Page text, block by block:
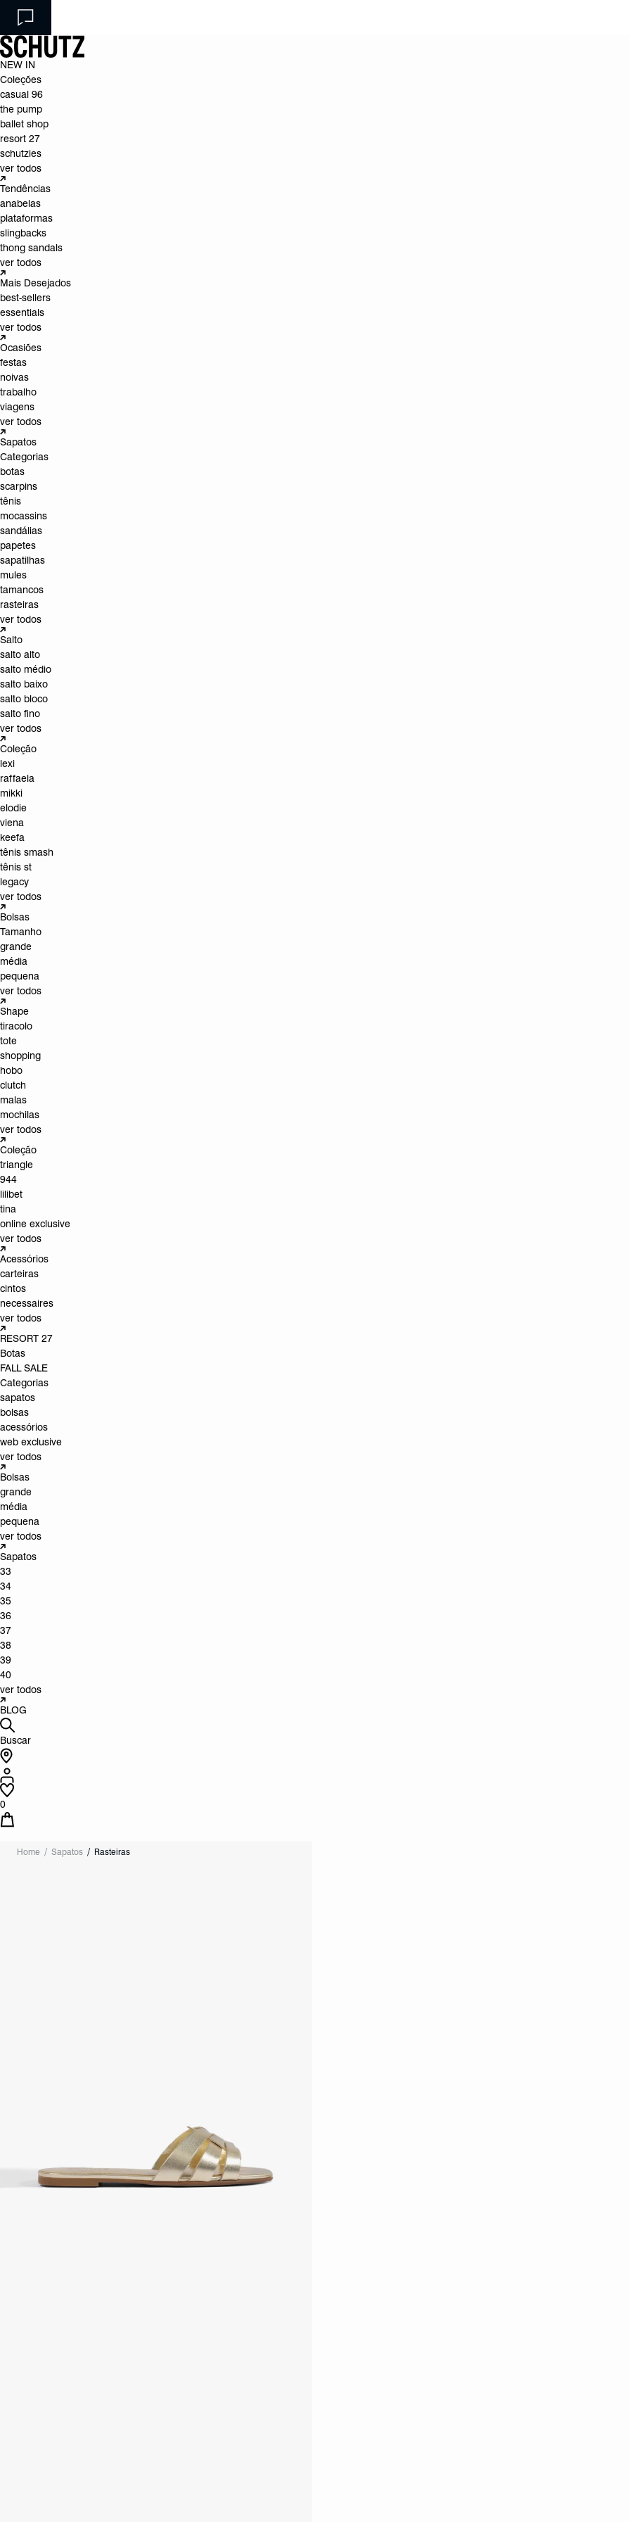
NEW IN
Coleções
casual 96
the pump
ballet shop
resort 27
schutzies
ver todos
Tendências
anabelas
plataformas
slingbacks
thong sandals
ver todos
Mais Desejados
best-sellers
essentials
ver todos
Ocasiões
festas
noivas
trabalho
viagens
ver todos
Sapatos
Categorias
botas
scarpins
tênis
mocassins
sandálias
papetes
sapatilhas
mules
tamancos
rasteiras
ver todos
Salto
salto alto
salto médio
salto baixo
salto bloco
salto fino
ver todos
Coleção
lexi
raffaela
mikki
elodie
viena
keefa
tênis smash
tênis st
legacy
ver todos
Bolsas
Tamanho
grande
média
pequena
ver todos
Shape
tiracolo
tote
shopping
hobo
clutch
malas
mochilas
ver todos
Coleção
triangle
944
lilibet
tina
online exclusive
ver todos
Acessórios
carteiras
cintos
necessaires
ver todos
RESORT 27
Botas
FALL SALE
Categorias
sapatos
bolsas
acessórios
web exclusive
ver todos
Bolsas
grande
média
pequena
ver todos
Sapatos
33
34
35
36
37
38
39
40
ver todos
BLOG
Buscar
0
Home Sapatos Rasteiras